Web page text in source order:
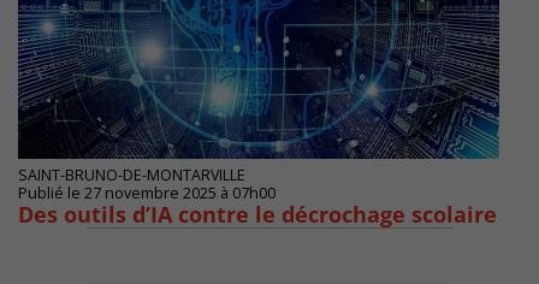
SAINT-BRUNO-DE-MONTARVILLE
Publié le 27 novembre 2025 à 07h00
Des outils d’IA contre le décrochage scolaire